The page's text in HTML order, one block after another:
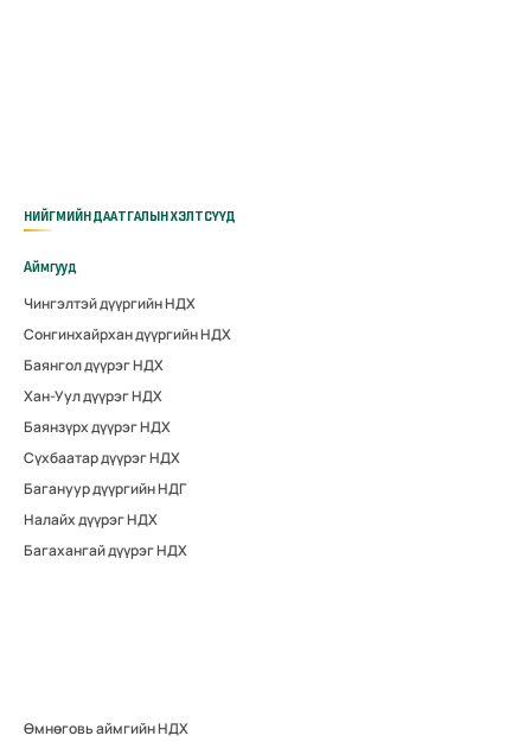
НИЙГМИЙН ДААТГАЛЫН ХЭЛТСҮҮД
Аймгууд
Чингэлтэй дүүргийн НДХ
Сонгинхайрхан дүүргийн НДХ
Баянгол дүүрэг НДХ
Хан-Уул дүүрэг НДХ
Баянзүрх дүүрэг НДХ
Сүхбаатар дүүрэг НДХ
Багануур дүүргийн НДГ
Налайх дүүрэг НДХ
Багахангай дүүрэг НДХ
Өмнөговь аймгийн НДХ